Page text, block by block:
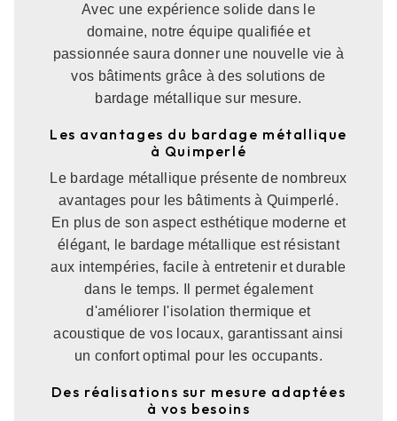
Avec une expérience solide dans le
domaine, notre équipe qualifiée et
passionnée saura donner une nouvelle vie à
vos bâtiments grâce à des solutions de
bardage métallique sur mesure.
Les avantages du bardage métallique
à Quimperlé
Le bardage métallique présente de nombreux
avantages pour les bâtiments à Quimperlé.
En plus de son aspect esthétique moderne et
élégant, le bardage métallique est résistant
aux intempéries, facile à entretenir et durable
dans le temps. Il permet également
d'améliorer l'isolation thermique et
acoustique de vos locaux, garantissant ainsi
un confort optimal pour les occupants.
Des réalisations sur mesure adaptées
à vos besoins